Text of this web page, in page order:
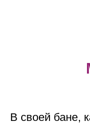
В своей бане,